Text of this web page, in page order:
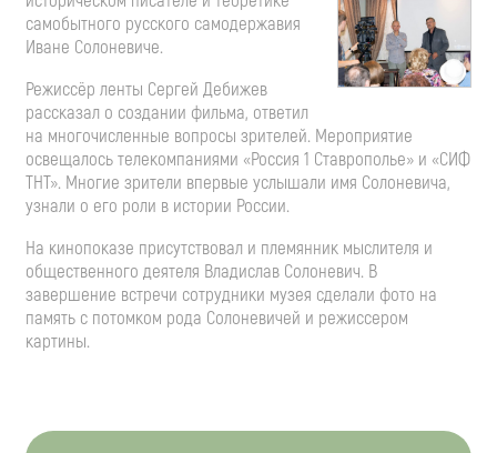
самобытного русского самодержавия
Иване Солоневиче.
Режиссёр ленты Сергей Дебижев
рассказал о создании фильма, ответил
на многочисленные вопросы зрителей. Мероприятие
освещалось телекомпаниями «Россия 1 Ставрополье» и «СИФ
ТНТ». Многие зрители впервые услышали имя Солоневича,
узнали о его роли в истории России.
На кинопоказе присутствовал и племянник мыслителя и
общественного деятеля Владислав Солоневич. В
завершение встречи сотрудники музея сделали фото на
память с потомком рода Солоневичей и режиссером
картины.